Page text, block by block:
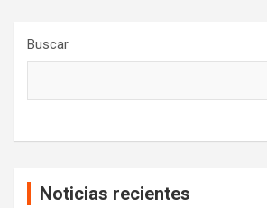
Buscar
Noticias recientes